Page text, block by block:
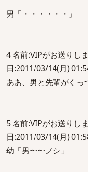
男「・・・・・・」
4 名前:VIPがお送りし
日:2011/03/14(月)
ああ、男と先輩がくっ
5 名前:VIPがお送りし
日:2011/03/14(月)
幼「男〜〜ノシ」